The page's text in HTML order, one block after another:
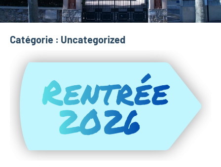
Catégorie : Uncategorized